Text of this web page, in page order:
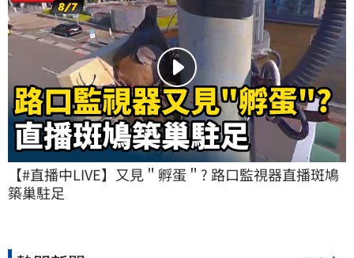
【#直播中LIVE】又見＂孵蛋＂? 路口監視器直播斑鳩
築巢駐足